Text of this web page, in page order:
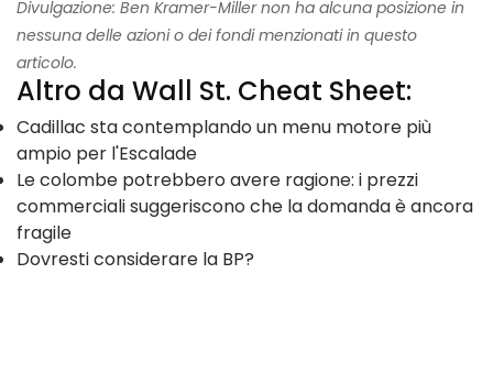
Divulgazione: Ben Kramer-Miller non ha alcuna posizione in
nessuna delle azioni o dei fondi menzionati in questo
articolo.
Altro da Wall St. Cheat Sheet:
Cadillac sta contemplando un menu motore più
ampio per l'Escalade
Le colombe potrebbero avere ragione: i prezzi
commerciali suggeriscono che la domanda è ancora
fragile
Dovresti considerare la BP?